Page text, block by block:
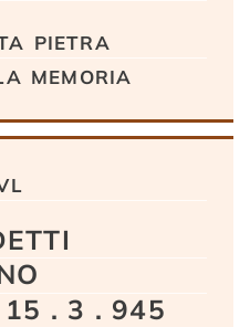
pietra
memoria
15 . 3 . 945